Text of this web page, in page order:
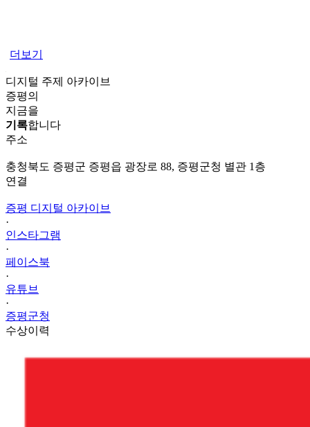
더보기
디지털 주제 아카이브
증평의
지금을
기록합니다
주소
충청북도 증평군 증평읍 광장로 88, 증평군청 별관 1층
연결
증평 디지털 아카이브
·
인스타그램
·
페이스북
·
유튜브
·
증평군청
수상이력